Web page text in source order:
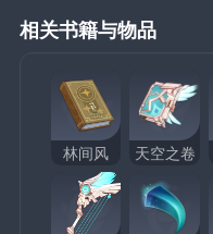
相关书籍与物品
林间风 天空之卷